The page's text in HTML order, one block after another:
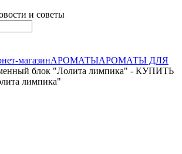
и советы
магазинАРОМАТЫАРОМАТЫ ДЛЯ
блок "Лолита лимпика" - КУПИТЬ
лимпика"